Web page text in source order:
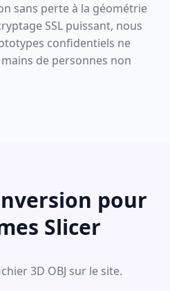
sans perte à la géométrie
SSL puissant, nous
confidentiels ne
de personnes non
pour
Slicer
3D OBJ sur le site.